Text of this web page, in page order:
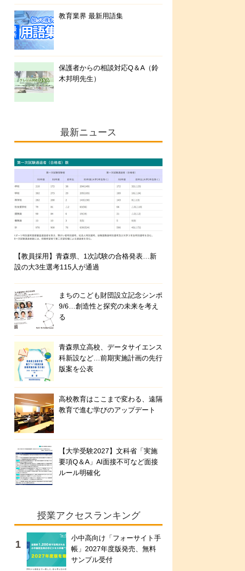
教育業界 最新用語集
保護者からの相談対応Q＆A（鈴
木邦明先生）
最新ニュース
【教員採用】青森県、1次試験の合格発表…新
設の大3生選考115人が通過
まちのこども財団設立記念シンポ
9/6…創造性と探究の未来を考え
る
青森県立高校、データサイエンス
科新設など…前期実施計画の先行
版案を公表
高校教育はここまで変わる、遠隔
教育で進む学びのアップデート
【大学受験2027】文科省「実施
要項Q＆A」AI面接不可など面接
ルール明確化
授業アクセスランキング
小中高向け「フォーサイト手
帳」2027年度版発売、無料
サンプル受付